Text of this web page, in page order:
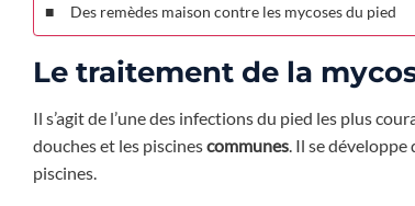
Des remèdes maison contre les mycoses du pied
Le traitement de la
Il s’agit de l’une des infections du pied les plus
douches et les piscinescommunes . Il se
piscines.